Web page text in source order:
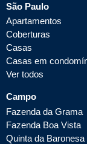
São Paulo
Apartamentos
Coberturas
Casas
Casas em
Ver todos
Campo
Fazenda da Grama
Fazenda Boa Vista
Quinta da Baronesa